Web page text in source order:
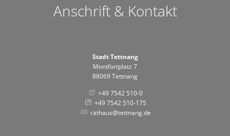
Anschrift & Kontakt
Stadt Tettnang
Montfortplatz 7
88069 Tettnang
+49 7542 510-0
+49 7542 510-175
rathaus@tettnang.de